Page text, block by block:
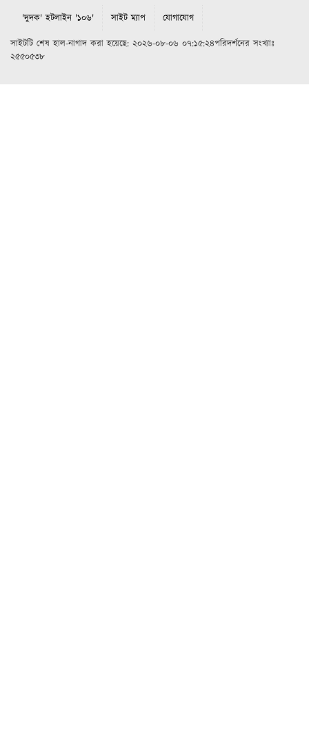
'দুদক' হটলাইন '১০৬' সাইট ম্যাপ যোগাযোগ
সাইটটি শেষ হাল-নাগাদ করা হয়েছে: ২০২৬-০৮-০৬ ০৭:১৫:২৪পরিদর্শনের সংখ্যাঃ
২৫৫০৫৩৮